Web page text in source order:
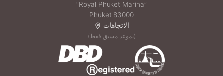
“Royal Phuket Marina”
Phuket 83000
الاتجاهات
(بموعد مسبق فقط)